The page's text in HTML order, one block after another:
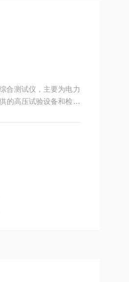
合测试仪，主要为电力
的高压试验设备和检测